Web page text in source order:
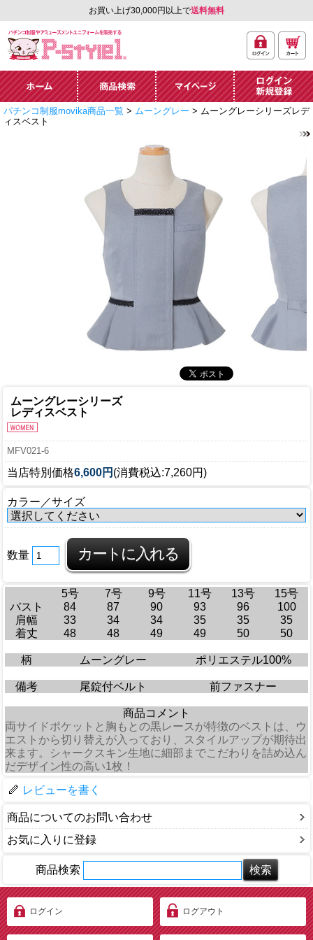
お買い上げ30,000円以上で送料無料
ーズメントユニフォー
ム通販「P-style 1」.
イン
ト
ホーム 商品検索 マイページ
ログイン・新規
パチンコ制服movika商品一覧 > ムーングレー > ムーングレーシリーズレデ
ィスベスト
ムーングレーシリーズ
レディスベスト
MFV021-6
当店特別価格6,600円 (消費税込:7,260円)
カラー／サイズ
数量
5号 7号 9号 11号 13号
15号
バスト
84 87 90 93 96
100
肩幅
33 34 34 35 35
35
着丈
48 48 49 49 50 50
柄 ムーングレー ポリエステル100%
備考 尾錠付ベルト 前ファスナー
商品コメント
両サイドポケットと胸もとの黒レースが特徴のベストは、ウ
エストから切り替えが入っており、スタイルアップが期待出
来ます。シャークスキン生地に細部までこだわりを詰め込ん
だデザイン性の高い1枚！
レビューを書く
商品についてのお問い合わせ
お気に入りに登録
商品検索
ログイン ログアウト